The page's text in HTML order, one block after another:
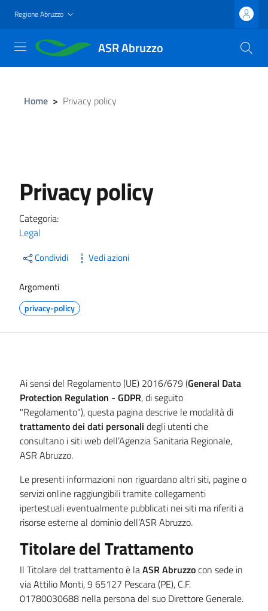
principale
Regione Abruzzo
ASR Abruzzo
Home > Privacy policy
Privacy policy
Categoria:
Legal
Condividi Vedi azioni
Argomenti
privacy-policy
Ai sensi del Regolamento (UE) 2016/679 (General Data
Protection Regulation -GDPR, di seguito
"Regolamento"), questa pagina descrive le modalità di
trattamento dei dati personali degli utenti che
consultano i siti web dell’Agenzia Sanitaria Regionale,
ASR Abruzzo.
Le presenti informazioni non riguardano altri siti, pagine o
servizi online raggiungibili tramite collegamenti
ipertestuali eventualmente pubblicati nei siti ma riferiti a
risorse esterne al dominio dell’ASR Abruzzo.
Titolare del Trattamento
Il Titolare del trattamento è laASR Abruzzocon sede in
via Attilio Monti, 9 65127 Pescara (PE), C.F.
01780030688 nella persona del suo Direttore Generale.